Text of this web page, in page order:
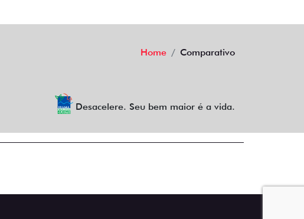
Home Comparativo
Desacelere. Seu bem maior é a vida.